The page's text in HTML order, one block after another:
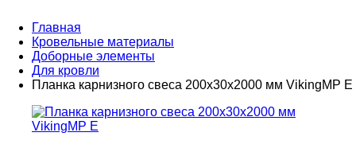
Главная
Кровельные материалы
Доборные элементы
Для кровли
Планка карнизного свеса 200х30х2000 мм VikingMP E